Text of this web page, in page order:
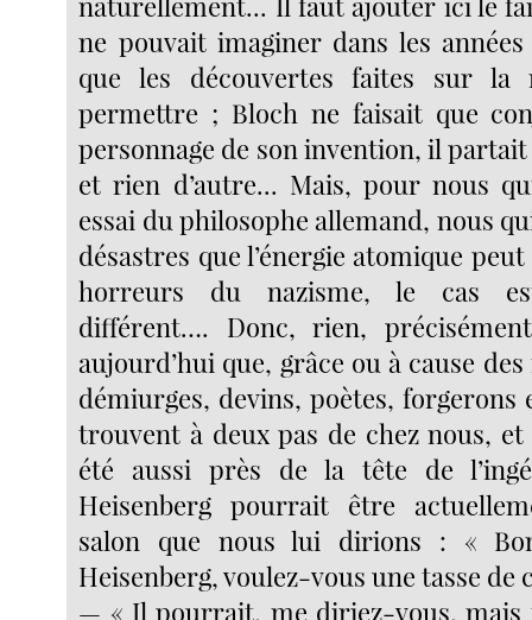
ne pouvait imaginer dans les
que les découvertes faites sur la
permettre ; Bloch ne faisait que
personnage de son invention, il partait
et rien d’autre... Mais, pour nous
essai du philosophe allemand, nous
désastres que l’énergie atomique
horreurs du nazisme, le cas
différent…. Donc, rien,
aujourd’hui que, grâce ou à cause
démiurges, devins, poètes, forgerons
trouvent à deux pas de chez nous, et
été aussi près de la tête de
Heisenberg pourrait être
salon que nous lui dirions : «
Heisenberg, voulez-vous une tasse de
— « Il pourrait, me diriez-vous, mais